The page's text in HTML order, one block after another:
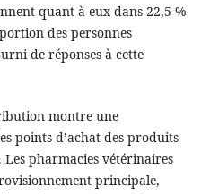
quant à eux dans 22,5 %
des personnes
de réponses à cette
montre une
points d’achat des produits
pharmacies vétérinaires
principale,